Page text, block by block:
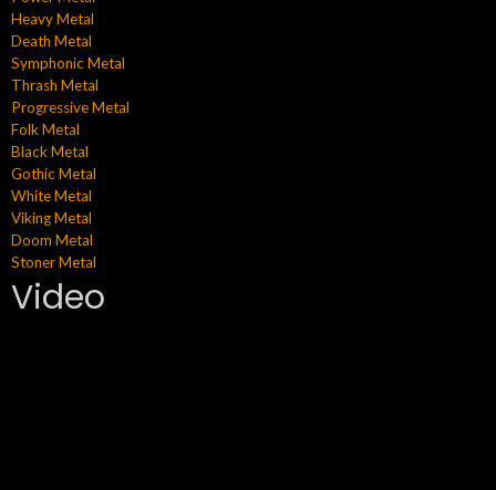
Heavy Metal
Death Metal
Symphonic Metal
Thrash Metal
Progressive Metal
Folk Metal
Black Metal
Gothic Metal
White Metal
Viking Metal
Doom Metal
Stoner Metal
Video